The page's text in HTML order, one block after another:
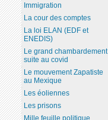
Immigration
La cour des comptes
La loi ELAN (EDF et
ENEDIS)
Le grand chambardement
suite au covid
Le mouvement Zapatiste
au Mexique
Les éoliennes
Les prisons